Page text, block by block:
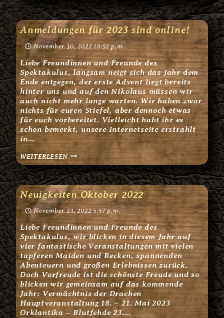
MAS
–
NEUE
HANDELSWARE:
HOODIE!
Anmeldungen für 2023 sind online!
November 30, 2022 10:52 p.m.
Liebe Freundinnen und Freunde des
Spektakulus, langsam neigt sich das Jahr dem
Ende entgegen, der erste Advent liegt bereits
hinter uns und auf den Nikolaus müssen wir
auch nicht mehr lange warten. Wir haben zwar
nichts für euren Stiefel, aber dennoch etwas
für euch vorbereitet. Vielleicht habt ihr es
schon bemerkt, unsere Internetseite erstrahlt
in…
WEITERLESENANMELDUNGEN
FÜR
2023
SIND
ONLINE!
Neuigkeiten Oktober 2022
November 23, 2022 5:57 p.m.
Liebe Freundinnen und Freunde des
Spektakulus, wir blicken in diesem Jahr auf
vier fantastische Veranstaltungen mit vielen
tapferen Maiden und Recken, spannenden
Abenteuern und großen Erlebnissen zurück.
Doch Vorfreude ist die schönste Freude und so
blicken wir gemeinsam auf das kommende
Jahr: Vermächtnis der Drachen
Hauptveranstaltung 18. – 21. Mai 2023
Orklantika – Blutfehde 23….